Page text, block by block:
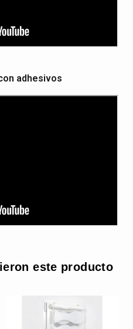
adhesivos
este producto